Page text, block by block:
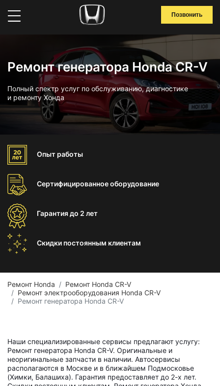
Позвонить
Ремонт генератора Honda CR-V
Полный спектр услуг по обслуживанию, диагностике
и ремонту Хонда
Опыт работы
Сертифицированноеоборудование
Гарантиядо 2 лет
Скидки постоянным клиентам
Ремонт Honda
Ремонт Honda CR-V
Ремонт электрооборудования Honda CR-V
Ремонт генератора Honda CR-V
Наши специализированные сервисы предлагают услугу:
Ремонт генератора Honda CR-V. Оригинальные и
неоригинальные запчасти в наличии. Автосервисы
располагаются в Москве и в ближайшем Подмосковье
(Химки, Балашиха). Гарантия предоставляет до 2-х лет.